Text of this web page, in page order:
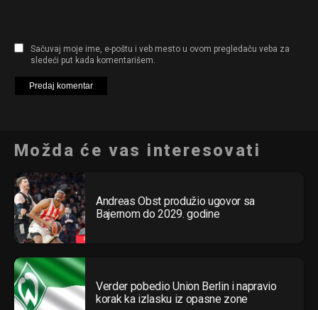
Sačuvaj moje ime, e-poštu i veb mesto u ovom pregledaču veba za
sledeći put kada komentarišem.
Možda će vas interesovati
Andreas Obst produžio ugovor sa
Bajernom do 2029. godine
Verder pobedio Union Berlin i napravio
korak ka izlasku iz opasne zone